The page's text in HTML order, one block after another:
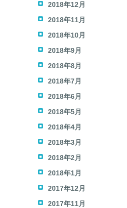
2018年12月
2018年11月
2018年10月
2018年9月
2018年8月
2018年7月
2018年6月
2018年5月
2018年4月
2018年3月
2018年2月
2018年1月
2017年12月
2017年11月